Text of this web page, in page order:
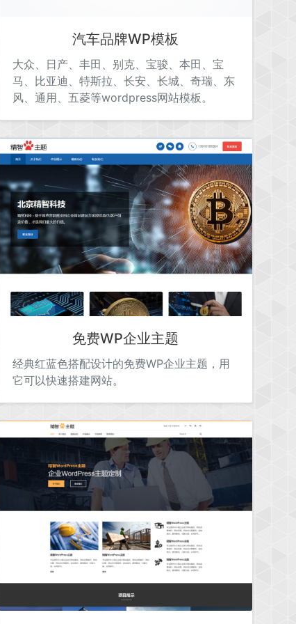
汽车品牌WP模板
大众、日产、丰田、别克、宝骏、本田、宝
马、比亚迪、特斯拉、长安、长城、奇瑞、东
风、通用、五菱等wordpress网站模板。
免费WP企业主题
经典红蓝色搭配设计的免费WP企业主题，用
它可以快速搭建网站。